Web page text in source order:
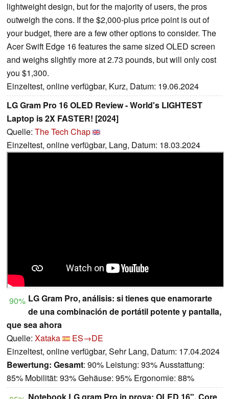
lightweight design, but for the majority of users, the pros
outweigh the cons. If the $2,000-plus price point is out of
your budget, there are a few other options to consider. The
Acer Swift Edge 16 features the same sized OLED screen
and weighs slightly more at 2.73 pounds, but will only cost
you $1,300.
Einzeltest, online verfügbar, Kurz, Datum: 19.06.2024
LG Gram Pro 16 OLED Review - World's LIGHTEST
Laptop is 2X FASTER! [2024]
Quelle: The Tech Chap
Einzeltest, online verfügbar, Lang, Datum: 18.03.2024
90% LG Gram Pro, análisis: si tienes que enamorarte
de una combinación de portátil potente y pantalla,
que sea ahora
Quelle: Xataka
ES→DE
Einzeltest, online verfügbar, Sehr Lang, Datum: 17.04.2024
Bewertung: Gesamt: 90% Leistung: 93% Ausstattung:
85% Mobilität: 93% Gehäuse: 95% Ergonomie: 88%
Notebook LG gram Pro in prova: OLED 16", Core